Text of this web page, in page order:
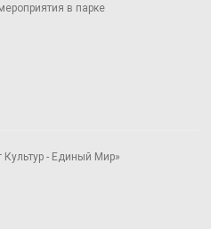
в парке
Культур - Единый Мир»